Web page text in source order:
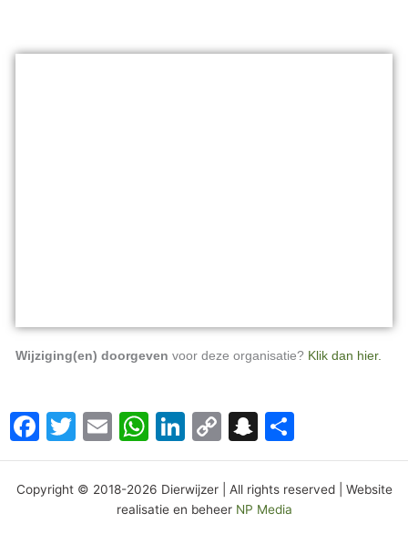
Wijziging(en) doorgeven voor deze organisatie? Klik dan hier.
Facebook
Twitter
EmailWhatsApp
LinkedIn
Copy
Link
Snapchat
Copyright © 2018-2026 Dierwijzer | All rights reserved | Website
realisatie en beheer NP Media